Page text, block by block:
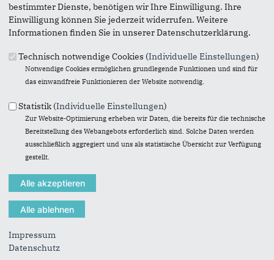
Anmerkung: Ihre E-Mail-Adresse wird benötigt um die
Personen, denen Sie die Seite weiterempfehlen, zu
informieren, von wem die Empfehlung kommt, und dass es
Das mit * gekennzeichnete Feld ist ein Pflichtfeld.
Eigener Name
Senden an*
bestimmter Dienste, benötigen wir Ihre Einwilligung. Ihre
Einwilligung können Sie jederzeit widerrufen. Weitere
Informationen finden Sie in unserer Datenschutzerklärung.
Technisch notwendige Cookies (Individuelle Einstellungen)
Notwendige Cookies ermöglichen grundlegende Funktionen und sind für
das einwandfreie Funktionieren der Website notwendig.
Statistik (Individuelle Einstellungen)
Zur Website-Optimierung erheben wir Daten, die bereits für die technische
Bereitstellung des Webangebots erforderlich sind. Solche Daten werden
ausschließlich aggregiert und uns als statistische Übersicht zur Verfügung
gestellt.
Impressum
Datenschutz